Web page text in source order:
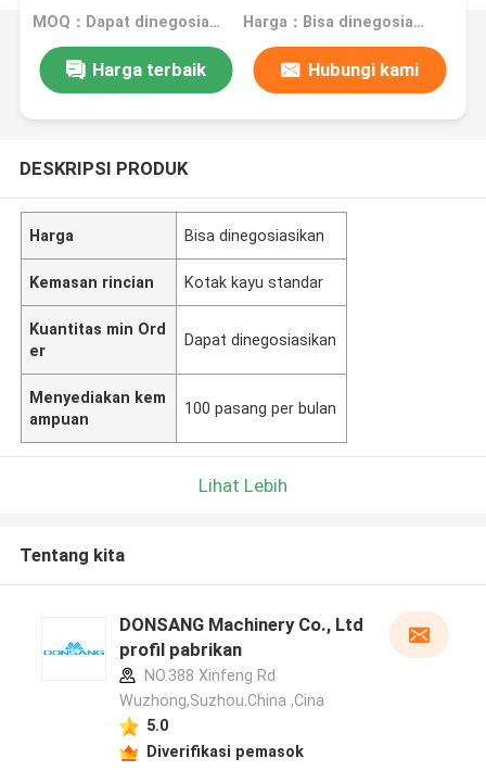
MOQ：Dapat dinegosiasikan Harga：Bisa dinegosiasikan
Harga terbaik Hubungi kami
DESKRIPSI PRODUK
Harga Bisa dinegosiasikan
Kemasan rincian Kotak kayu standar
Kuantitas min Ord
er
Dapat dinegosiasikan
Menyediakan kem
ampuan
100 pasang per bulan
Lihat Lebih
Tentang kita
DONSANG Machinery Co., Ltd
profil pabrikan
NO.388 Xinfeng Rd
Wuzhong,Suzhou.China ,Cina
5.0
Diverifikasi pemasok